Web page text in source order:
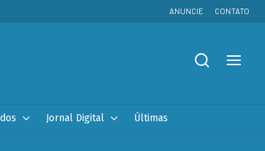
ANUNCIE CONTATO
Jornal Digital Últimas